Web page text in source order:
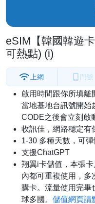
eSIM【韓國韓遊
可熱點) (i)
上網 門號
啟用時間跟你所填離
當地基地台訊號開始
CODE之後會立刻啟
收訊佳，網路穩定有
1-30 多種天數，可
支援ChatGPT
翔翼i卡儲值，本張
內都可重複使用，多
購卡。流量使用完畢
球多國。 儲值網頁請